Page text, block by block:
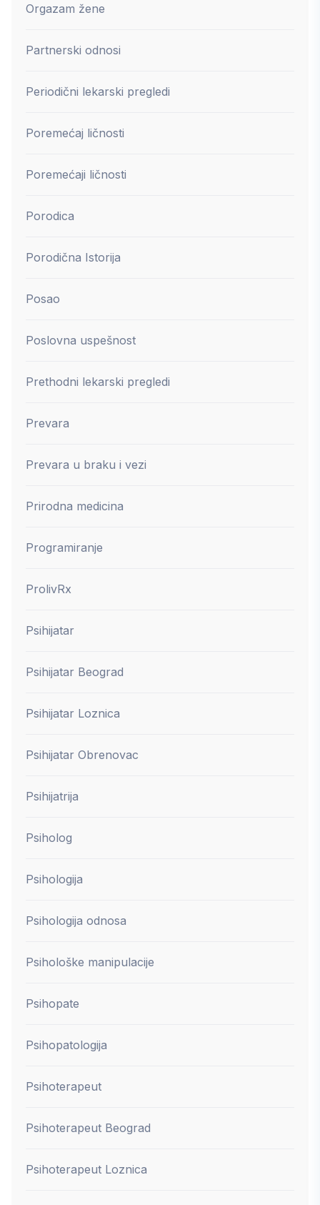
Orgazam žene
Partnerski odnosi
Periodični lekarski pregledi
Poremećaj ličnosti
Poremećaji ličnosti
Porodica
Porodična Istorija
Posao
Poslovna uspešnost
Prethodni lekarski pregledi
Prevara
Prevara u braku i vezi
Prirodna medicina
Programiranje
ProlivRx
Psihijatar
Psihijatar Beograd
Psihijatar Loznica
Psihijatar Obrenovac
Psihijatrija
Psiholog
Psihologija
Psihologija odnosa
Psihološke manipulacije
Psihopate
Psihopatologija
Psihoterapeut
Psihoterapeut Beograd
Psihoterapeut Loznica